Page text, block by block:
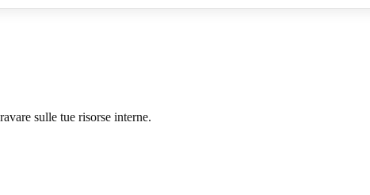
sulle tue risorse interne.